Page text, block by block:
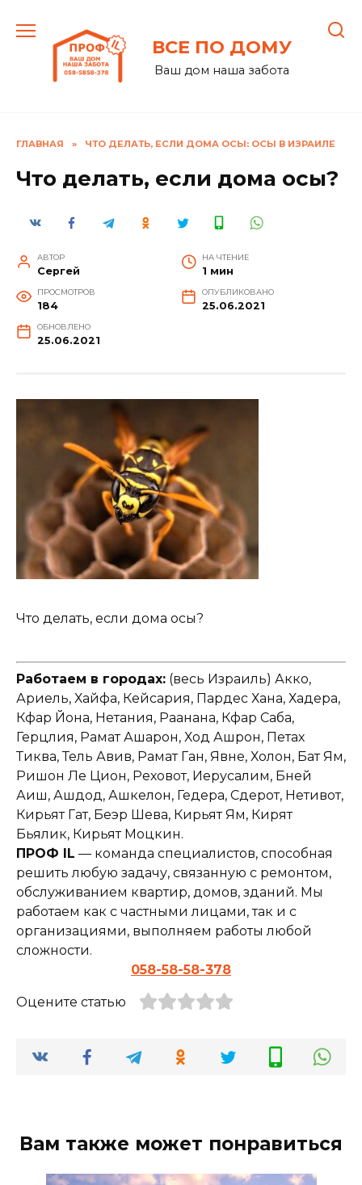
содержанию
ВСЕ ПО ДОМУ
Ваш дом наша забота
ГЛАВНАЯ » ЧТО ДЕЛАТЬ, ЕСЛИ ДОМА ОСЫ: ОСЫ В ИЗРАИЛЕ
Что делать, если дома осы?
АВТОР
Сергей
НА ЧТЕНИЕ
1 мин
ПРОСМОТРОВ
184
ОПУБЛИКОВАНО
25.06.2021
ОБНОВЛЕНО
25.06.2021
Что делать, если дома осы?
Работаем в городах: (весь Израиль) Акко,
Ариель, Хайфа, Кейсария, Пардес Хана, Хадера,
Кфар Йона, Нетания, Раанана, Кфар Саба,
Герцлия, Рамат Ашарон, Ход Ашрон, Петах
Тиква, Тель Авив, Рамат Ган, Явне, Холон, Бат Ям,
Ришон Ле Цион, Реховот, Иерусалим, Бней
Аиш, Ашдод, Ашкелон, Гедера, Сдерот, Нетивот,
Кирьят Гат, Беэр Шева, Кирьят Ям, Кирят
Бьялик, Кирьят Моцкин.
ПРОФ IL — команда специалистов, способная
решить любую задачу, связанную с ремонтом,
обслуживанием квартир, домов, зданий. Мы
работаем как с частными лицами, так и с
организациями, выполняем работы любой
сложности.
058-58-58-378
Оцените статью
Вам также может понравиться